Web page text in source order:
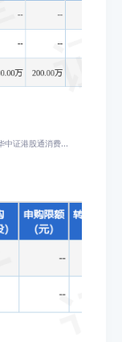
中证港股通消费...